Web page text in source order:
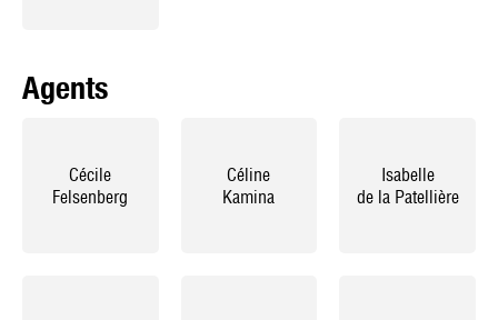
Agents
Cécile
Felsenberg
Céline
Kamina
Isabelle
de la Patellière